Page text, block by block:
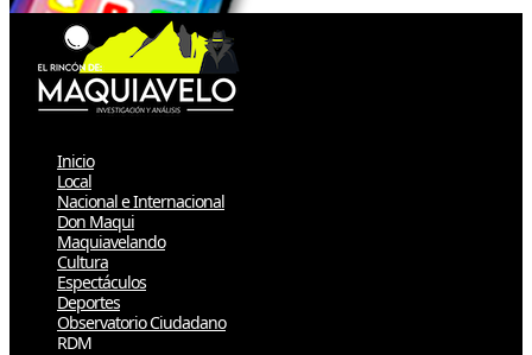
Inicio
Local
Nacional e Internacional
Don Maqui
Maquiavelando
Cultura
Espectáculos
Deportes
Observatorio Ciudadano
RDM